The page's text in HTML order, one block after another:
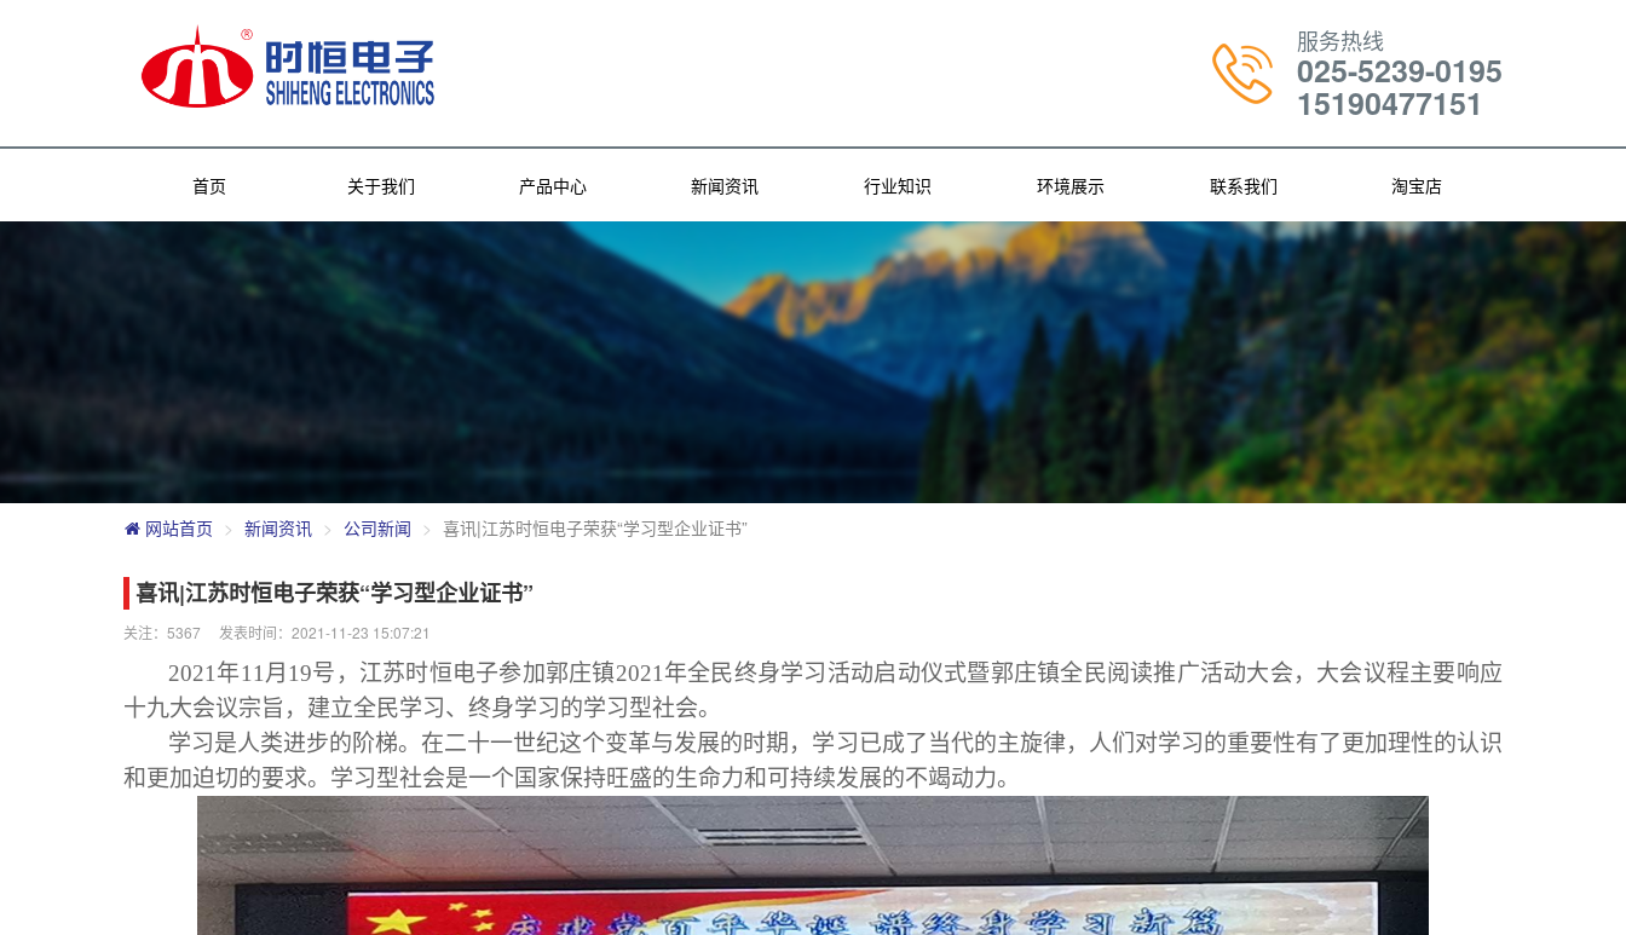
服务热线
025-5239-0195
15190477151
首页 关于我们 产品中心 新闻资讯 行业知识 环境展示 联系我们 淘宝店
网站首页 新闻资讯 公司新闻 喜讯|江苏时恒电子荣获“学习型企业证书”
喜讯|江苏时恒电子荣获“学习型企业证书”
关注：5367 发表时间：2021-11-23 15:07:21
2021年11月19号，江苏时恒电子参加郭庄镇2021年全民终身学习活动启动仪式暨郭庄镇全民阅读推广活动大会，大会议程主要响应
十九大会议宗旨，建立全民学习、终身学习的学习型社会。
学习是人类进步的阶梯。在二十一世纪这个变革与发展的时期，学习已成了当代的主旋律，人们对学习的重要性有了更加理性的认识
和更加迫切的要求。学习型社会是一个国家保持旺盛的生命力和可持续发展的不竭动力。